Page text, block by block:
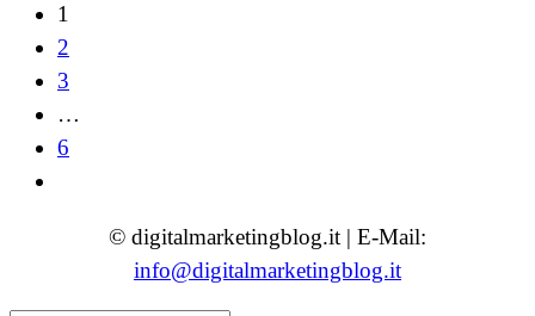
1
2
3
…
6
© digitalmarketingblog.it | E-Mail:
info@digitalmarketingblog.it